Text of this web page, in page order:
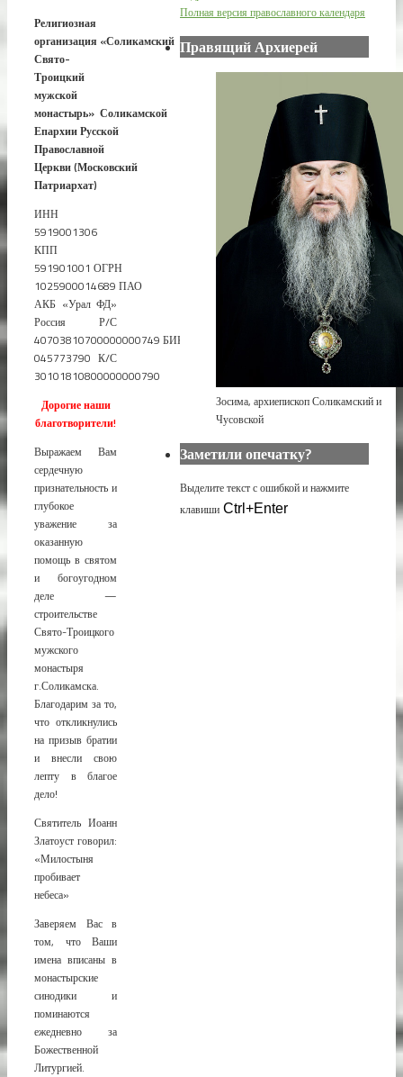
Религиозная
организация «Соликамский
Свято-
Троицкий
мужской
монастырь» Соликамской
ЕпархииРусской
Православной
Церкви(Московский
Патриархат)
ИНН
5919001306
КПП
591901001 ОГРН
1025900014689 ПАО
АКБ «Урал ФД»
Россия Р/С
40703810700000000749 БИК
045773790 К/С
30101810800000000790
Дорогие наши
благотворители!
Выражаем Вам
сердечную
признательность и
глубокое
уважение за
оказанную
помощь в святом
и богоугодном
деле —
строительстве
Свято-Троицкого
мужского
монастыря
г.Соликамска.
Благодарим за то,
что откликнулись
на призыв братии
и внесли свою
лепту в благое
дело!
Святитель Иоанн
Златоуст говорил:
«Милостыня
пробивает
небеса»
Заверяем Вас в
том, что Ваши
имена вписаны в
монастырские
синодики и
поминаются
ежедневно за
Божественной
Литургией.
Полная версия православного календаря
Правящий Архиерей
Зосима, архиепископ Соликамский и
Чусовской
Заметили опечатку?
Выделите текст с ошибкой и нажмите
клавиши Ctrl+Enter